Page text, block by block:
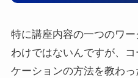
特に講座内容の一つのワ
わけではないんですが、
ケーションの方法を教わ